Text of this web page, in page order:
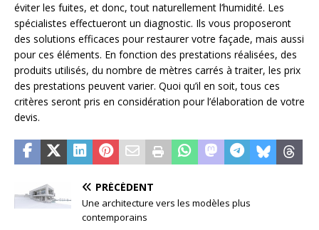
éviter les fuites, et donc, tout naturellement l’humidité. Les
spécialistes effectueront un diagnostic. Ils vous proposeront
des solutions efficaces pour restaurer votre façade, mais aussi
pour ces éléments. En fonction des prestations réalisées, des
produits utilisés, du nombre de mètres carrés à traiter, les prix
des prestations peuvent varier. Quoi qu’il en soit, tous ces
critères seront pris en considération pour l’élaboration de votre
devis.
PRÉCÉDENT
Une architecture vers les modèles plus
contemporains